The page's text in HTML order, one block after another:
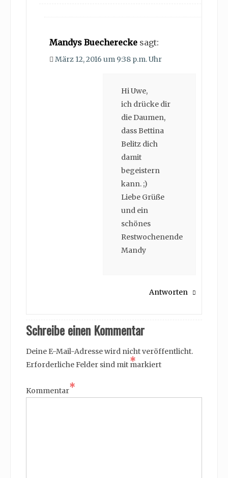
Mandys Buecherecke sagt:
März 12, 2016 um 9:38 p.m. Uhr
Hi Uwe,
ich drücke dir
die Daumen,
dass Bettina
Belitz dich
damit
begeistern
kann. ;)
Liebe Grüße
und ein
schönes
Restwochenende
Mandy
Antworten
Schreibe einen Kommentar
Deine E-Mail-Adresse wird nicht veröffentlicht.
Erforderliche Felder sind mit *
markiert
Kommentar*